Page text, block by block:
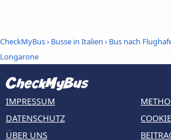
CheckMyBus› Busse in Italien › Bus nach
Longarone
IMPRESSUM
DATENSCHUTZ
ÜBER UNS